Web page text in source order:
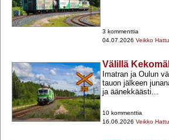
3 kommenttia
04.07.2026 Veikko
Välillä
Imatran ja Oulun
tauon jälkeen
ja äänekkäästi...
10 kommenttia
16.06.2026 Veikko